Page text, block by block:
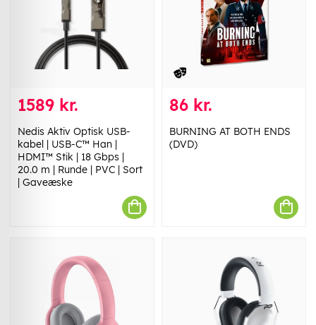
1589 kr.
Nedis Aktiv Optisk USB-
kabel | USB-C™ Han |
HDMI™ Stik | 18 Gbps |
20.0 m | Runde | PVC | Sort
| Gaveæske
86 kr.
BURNING AT BOTH ENDS
(DVD)